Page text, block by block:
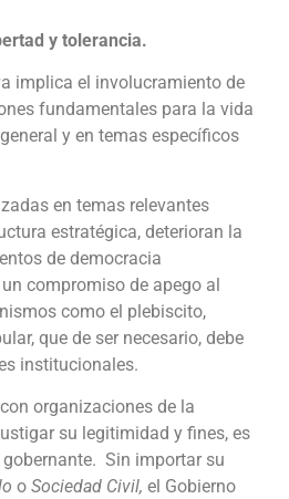
y tolerancia.
implica el involucramiento de
fundamentales para la vida
y en temas específicos
en temas relevantes
estratégica, deterioran la
de democracia
compromiso de apego al
como el plebiscito,
que de ser necesario, debe
institucionales.
organizaciones de la
su legitimidad y fines, es
Sin importar su
o Sociedad Civil, el Gobierno